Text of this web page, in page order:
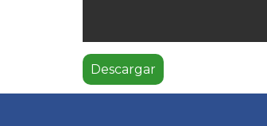
Descargar